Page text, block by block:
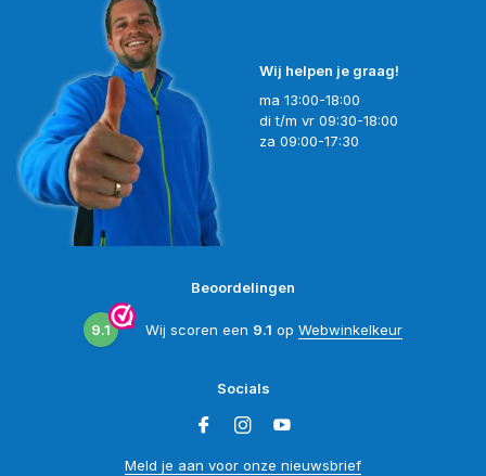
Wij helpen je graag!
ma 13:00-18:00
di t/m vr 09:30-18:00
za 09:00-17:30
Beoordelingen
9.1 Wij scoren een 9.1 op Webwinkelkeur
Socials
Meld je aan voor onze nieuwsbrief